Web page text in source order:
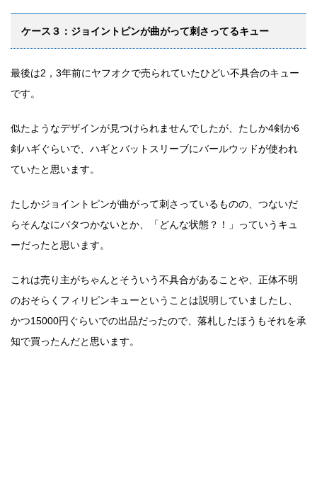
ケース３：ジョイントピンが曲がって刺さってるキュー
最後は2，3年前にヤフオクで売られていたひどい不具合のキュー
です。
似たようなデザインが見つけられませんでしたが、たしか4剣か6
剣ハギぐらいで、ハギとバットスリーブにバールウッドが使われ
ていたと思います。
たしかジョイントピンが曲がって刺さっているものの、つないだ
らそんなにバタつかないとか、「どんな状態？！」っていうキュ
ーだったと思います。
これは売り主がちゃんとそういう不具合があることや、正体不明
のおそらくフィリピンキューということは説明していましたし、
かつ15000円ぐらいでの出品だったので、落札したほうもそれを承
知で買ったんだと思います。